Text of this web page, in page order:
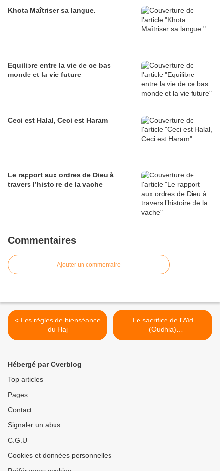
Khota Maîtriser sa langue.
Equilibre entre la vie de ce bas
monde et la vie future
Ceci est Halal, Ceci est Haram
Le rapport aux ordres de Dieu à
travers l’histoire de la vache
Commentaires
Ajouter un commentaire
< Les règles de bienséance
du Haj
Le sacrifice de l'Aïd
(Oudhia)
Recommandations et règles
Hébergé par Overblog
Top articles
Pages
Contact
Signaler un abus
C.G.U.
Cookies et données personnelles